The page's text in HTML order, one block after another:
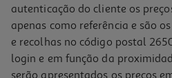
autenticação do cliente os
apenas como referência e são
e recolhas no código postal
login e em função da
serão apresentados os preços